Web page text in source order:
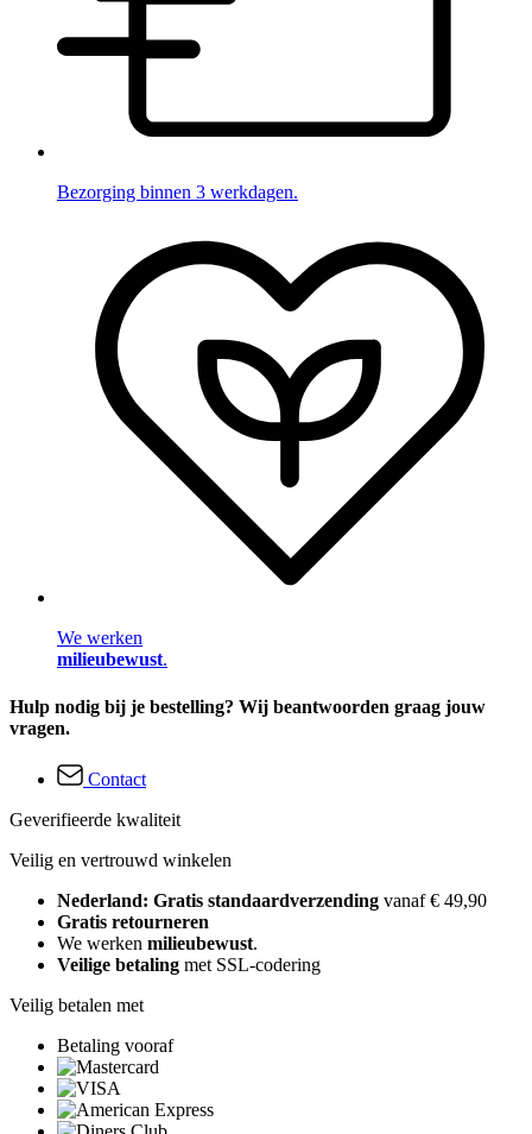
Bezorging binnen 3 werkdagen.
We werken
milieubewust.
Hulp nodig bij je bestelling? Wij beantwoorden graag jouw
vragen.
Contact
Geverifieerde kwaliteit
Veilig en vertrouwd winkelen
Nederland: Gratis standaardverzending vanaf € 49,90
Gratis retourneren
We werken milieubewust.
Veilige betaling met SSL-codering
Veilig betalen met
Betaling vooraf